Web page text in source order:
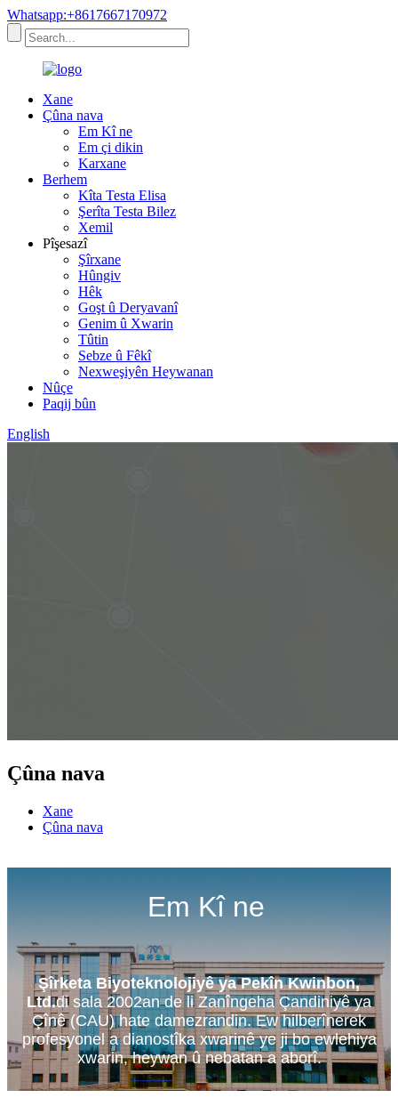
Whatsapp:+8617667170972
Xane
Çûna nava
Em Kî ne
Em çi dikin
Karxane
Berhem
Kîta Testa Elisa
Şerîta Testa Bilez
Xemil
Pîşesazî
Şîrxane
Hûngiv
Hêk
Goşt û Deryavanî
Genim û Xwarin
Tûtin
Sebze û Fêkî
Nexweşiyên Heywanan
Nûçe
Paqij bûn
English
Çûna nava
Xane
Çûna nava
Em Kî ne
Şîrketa Biyoteknolojiyê ya Pekîn Kwinbon,
Ltd.di sala 2002an de li Zanîngeha Çandiniyê ya
Çînê (CAU) hate damezrandin. Ew hilberînerek
profesyonel a dianostîka xwarinê ye ji bo ewlehiya
xwarin, heywan û nebatan a aborî.